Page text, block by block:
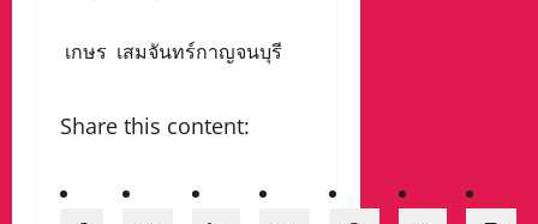
เกษร เสมจันทร์กาญจนบุรี
Share this content: